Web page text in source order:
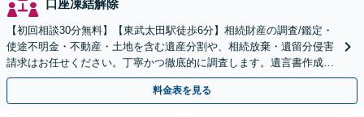
口座凍結解除
【初回相談30分無料】【東武太田駅徒歩6分】相続財産の調査/鑑定・
使途不明金・不動産・土地を含む遺産分割や、相続放棄・遺留分侵害
請求はお任せください。丁寧かつ徹底的に調査します。遺言書作成・
成年後見など就活サポートも行っています。
料金表を見る